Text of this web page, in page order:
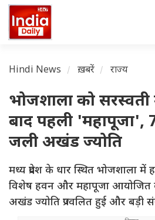
Hindi News ख़बरें राज्य
भोजशाला को
बाद पहली 'महापूजा',
जली अखंड ज्योति
मध्य प्रदेश के धार स्थित भोजशाला
विशेष हवन और महापूजा आयोजित
अखंड ज्योति प्रज्वलित हुई और बड़ी